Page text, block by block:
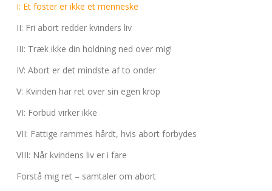
mod
abort
Life
internationalt
2.8:Nyhedsbrev
3.0:
Nyheder
4.0:
Webshop
I: Et foster er ikke et menneske
II: Fri abort redder kvinders liv
III: Træk ikke din holdning ned over mig!
IV: Abort er det mindste af to onder
V: Kvinden har ret over sin egen krop
VI: Forbud virker ikke
VII: Fattige rammes hårdt, hvis abort forbydes
VIII: Når kvindens liv er i fare
Forstå mig ret – samtaler om abort